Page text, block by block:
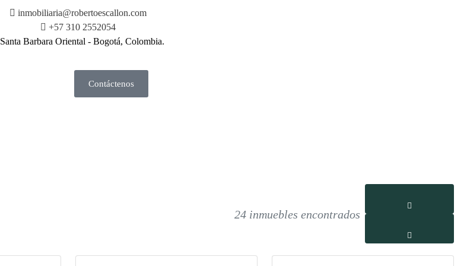
inmobiliaria@robertoescallon.com
+57 310 2552054
Santa Barbara Oriental - Bogotá, Colombia.
Contáctenos
24 inmuebles encontrados